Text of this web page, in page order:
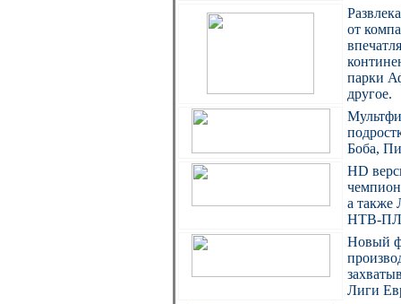
от
парки
другое.
Боба,
HD
а также
НТВ-
Новый
Лиги